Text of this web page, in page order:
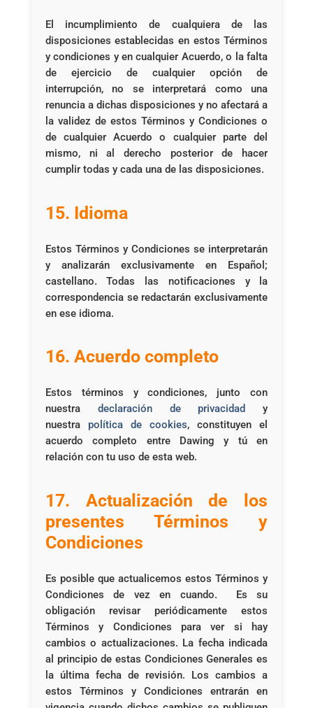
El incumplimiento de cualquiera de las
disposiciones establecidas en estos Términos
y condiciones y en cualquier Acuerdo, o la falta
de ejercicio de cualquier opción de
interrupción, no se interpretará como una
renuncia a dichas disposiciones y no afectará a
la validez de estos Términos y Condiciones o
de cualquier Acuerdo o cualquier parte del
mismo, ni al derecho posterior de hacer
cumplir todas y cada una de las disposiciones.
15. Idioma
Estos Términos y Condiciones se interpretarán
y analizarán exclusivamente en Español;
castellano. Todas las notificaciones y la
correspondencia se redactarán exclusivamente
en ese idioma.
16. Acuerdo completo
Estos términos y condiciones, junto con
nuestra
declaración de privacidad
y
nuestra
política de cookies, constituyen el
acuerdo completo entre Dawing y tú en
relación con tu uso de esta web.
17. Actualización de los
presentes Términos y
Condiciones
Es posible que actualicemos estos Términos y
Condiciones de vez en cuando. Es su
obligación revisar periódicamente estos
Términos y Condiciones para ver si hay
cambios o actualizaciones. La fecha indicada
al principio de estas Condiciones Generales es
la última fecha de revisión. Los cambios a
estos Términos y Condiciones entrarán en